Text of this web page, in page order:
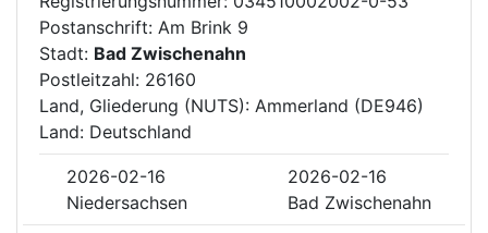
Postanschrift: Am Brink 9
Stadt: Bad Zwischenahn
Postleitzahl: 26160
Land, Gliederung (NUTS): Ammerland (DE946)
Land: Deutschland
2026-02-16
2026-02-16
Niedersachsen
Bad Zwischenahn